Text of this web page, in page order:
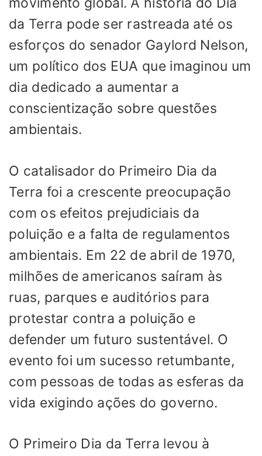
da Terra pode ser rastreada até os
esforços do senador Gaylord Nelson,
um político dos EUA que imaginou um
dia dedicado a aumentar a
conscientização sobre questões
ambientais.
O catalisador do Primeiro Dia da
Terra foi a crescente preocupação
com os efeitos prejudiciais da
poluição e a falta de regulamentos
ambientais. Em 22 de abril de 1970,
milhões de americanos saíram às
ruas, parques e auditórios para
protestar contra a poluição e
defender um futuro sustentável. O
evento foi um sucesso retumbante,
com pessoas de todas as esferas da
vida exigindo ações do governo.
O Primeiro Dia da Terra levou à